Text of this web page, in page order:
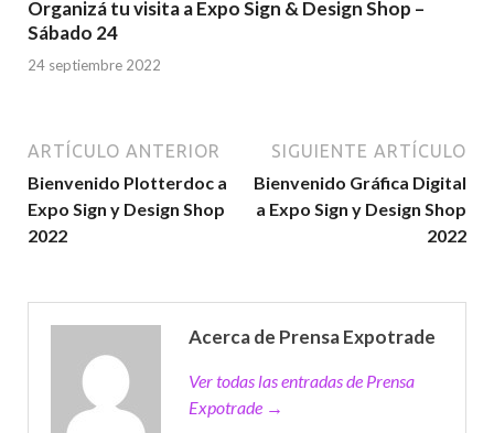
Organizá tu visita a Expo Sign & Design Shop –
Sábado 24
24 septiembre 2022
ARTÍCULO ANTERIOR
Bienvenido Plotterdoc a
Expo Sign y Design Shop
2022
SIGUIENTE ARTÍCULO
Bienvenido Gráfica Digital
a Expo Sign y Design Shop
2022
Acerca de Prensa Expotrade
Ver todas las entradas de Prensa
Expotrade →